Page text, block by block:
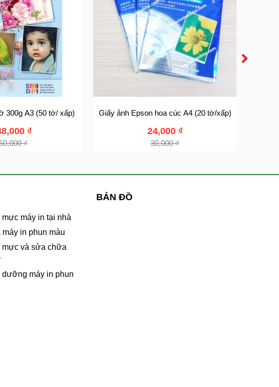
300g A3 (50 tờ/ xấp)
₫
₫
Giấy ảnh Epson hoa cúc A4 (20 tờ/xấp)
30,000₫
24,000 ₫
mực máy in tại nhà
in phun màu
mực và sửa chữa
dưỡng máy in phun
BẢN ĐỒ